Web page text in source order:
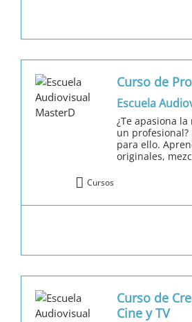
Curso de
Escuela
¿Te apasiona
un profesional?
para ello.
originales,
Cursos
Curso de
Cine y TV